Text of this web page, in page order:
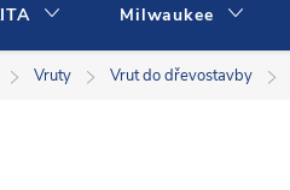
Milwaukee
Vruty Vrut do dřevostavby